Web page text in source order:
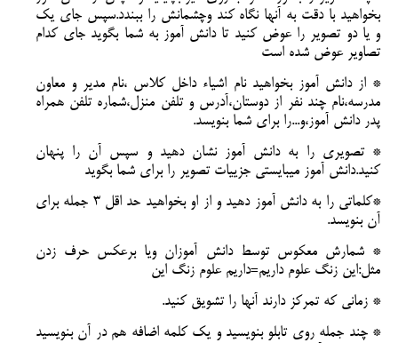
بخواهید با دقت به آنها نگاه کند وچشمانش را ببندد.سپس جای یک
و یا دو تصویر را عوض کنید تا دانش آموز به شما بگوید جای کدام
تصاویر عوض شده است
* از دانش آموز بخواهید نام اشیاء داخل کلاس ،نام مدیر و معاون
مدرسه،نام چند نفر از دوستان،آدرس و تلفن منزل،شماره تلفن همراه
پدر دانش آموز،و...را برای شما بنویسد.
* تصویری را به دانش آموز نشان دهید و سپس آن را پنهان
کنید.دانش آموز میبایستی جزییات تصویر را برای شما بگوید
*کلماتی را به دانش آموز دهید و از او بخواهید حد اقل 3 جمله برای
آن بنویسد.
* شمارش معکوس توسط دانش آموزان ویا برعکس حرف زدن
مثل:این زنگ علوم داریم=داریم علوم زنگ این
* زمانی که تمرکز دارند آنها را تشویق کنید.
* چند جمله روی تابلو بنویسید و یک کلمه اضافه هم در آن بنویسید